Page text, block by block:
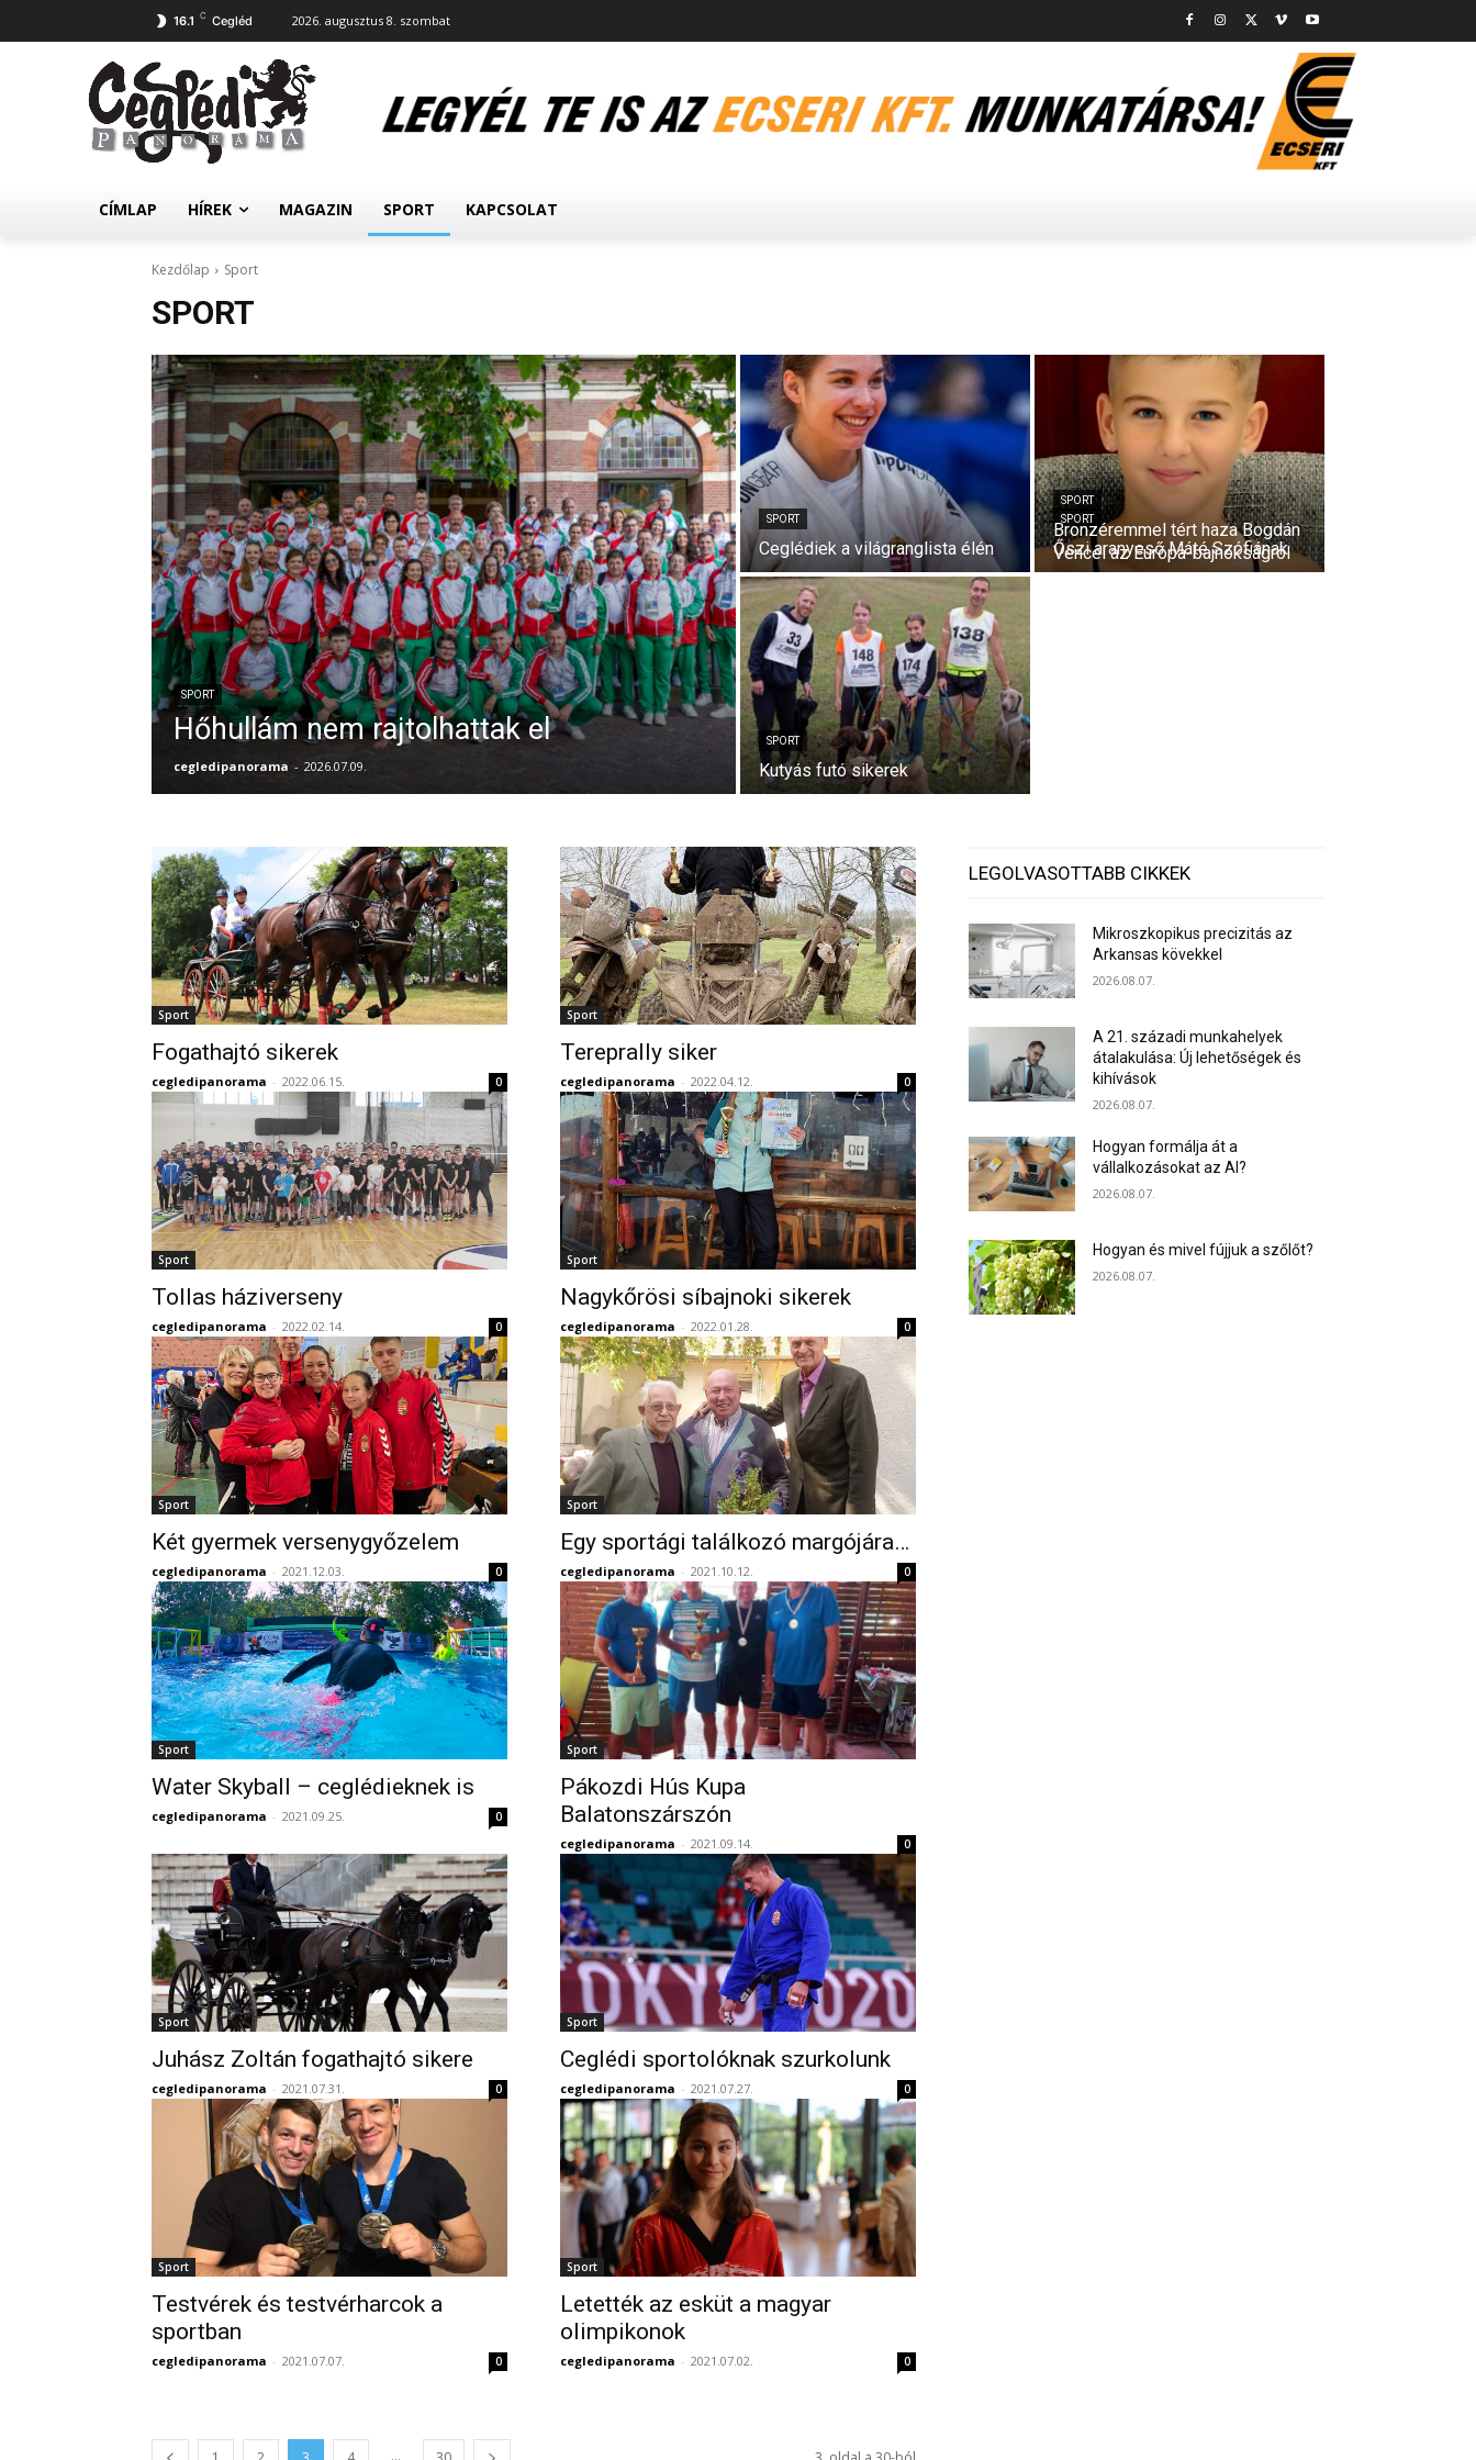
16.1 C Cegléd 2026. augusztus 8. szombat
CÍMLAP HÍREK MAGAZIN SPORT KAPCSOLAT
Kezdőlap Sport
SPORT
SPORT
Hőhullám nem rajtolhattak el
cegledipanorama - 2026.07.09.
SPORT
Ceglédiek a világranglista élén
SPORT
Őszi aranyeső Máté Szófiának
SPORT
Kutyás futó sikerek
SPORT
Bronzéremmel tért haza Bogdán
Vencel az Európa-bajnokságról
Sport
Fogathajtó sikerek
cegledipanorama - 2022.06.15. 0
Sport
Tereprally siker
cegledipanorama - 2022.04.12. 0
Sport
Tollas háziverseny
cegledipanorama - 2022.02.14. 0
Sport
Nagykőrösi síbajnoki sikerek
cegledipanorama - 2022.01.28. 0
Sport
Két gyermek versenygyőzelem
cegledipanorama - 2021.12.03. 0
Sport
Egy sportági találkozó margójára…
cegledipanorama - 2021.10.12. 0
Sport
Water Skyball – ceglédieknek is
cegledipanorama - 2021.09.25. 0
Sport
Pákozdi Hús Kupa
Balatonszárszón
cegledipanorama - 2021.09.14. 0
Sport
Juhász Zoltán fogathajtó sikere
cegledipanorama - 2021.07.31. 0
Sport
Ceglédi sportolóknak szurkolunk
cegledipanorama - 2021.07.27. 0
Sport
Testvérek és testvérharcok a
sportban
cegledipanorama - 2021.07.07. 0
Sport
Letették az esküt a magyar
olimpikonok
cegledipanorama - 2021.07.02. 0
LEGOLVASOTTABB CIKKEK
Mikroszkopikus precizitás az
Arkansas kövekkel
2026.08.07.
A 21. századi munkahelyek
átalakulása: Új lehetőségek és
kihívások
2026.08.07.
Hogyan formálja át a
vállalkozásokat az AI?
2026.08.07.
Hogyan és mivel fújjuk a szőlőt?
2026.08.07.